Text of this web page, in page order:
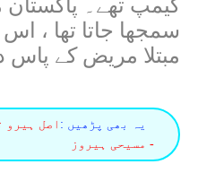
کیمپ تھے۔ پاکستان
سمجھا جاتا تھا ،
مبتلا مریض کے پاس
یہ بھی پڑھیں : اصل ہیرو
- مسیحی ہیروز